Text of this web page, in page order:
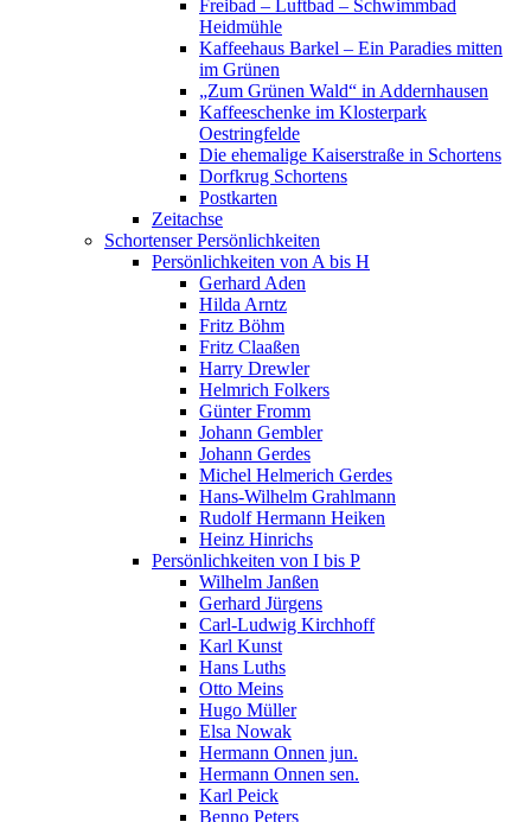
Freibad – Luftbad – Schwimmbad
Heidmühle
Kaffeehaus Barkel – Ein Paradies mitten
im Grünen
„Zum Grünen Wald“ in Addernhausen
Kaffeeschenke im Klosterpark
Oestringfelde
Die ehemalige Kaiserstraße in Schortens
Dorfkrug Schortens
Postkarten
Zeitachse
Schortenser Persönlichkeiten
Persönlichkeiten von A bis H
Gerhard Aden
Hilda Arntz
Fritz Böhm
Fritz Claaßen
Harry Drewler
Helmrich Folkers
Günter Fromm
Johann Gembler
Johann Gerdes
Michel Helmerich Gerdes
Hans-Wilhelm Grahlmann
Rudolf Hermann Heiken
Heinz Hinrichs
Persönlichkeiten von I bis P
Wilhelm Janßen
Gerhard Jürgens
Carl-Ludwig Kirchhoff
Karl Kunst
Hans Luths
Otto Meins
Hugo Müller
Elsa Nowak
Hermann Onnen jun.
Hermann Onnen sen.
Karl Peick
Benno Peters